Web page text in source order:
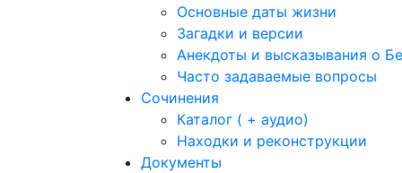
Основные даты жизни
Загадки и версии
Анекдоты и высказывания о
Часто задаваемые вопросы
Сочинения
Каталог ( + аудио)
Находки и реконструкции
Документы